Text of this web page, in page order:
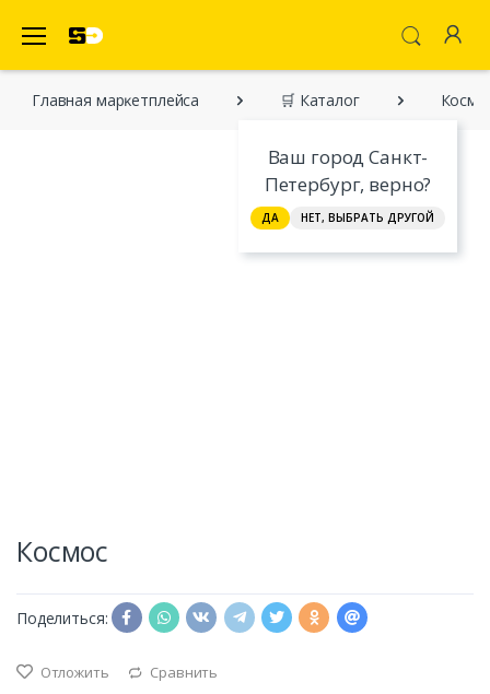
Ваш город Санкт-
Петербург, верно?
ДА НЕТ, ВЫБРАТЬ ДРУГОЙ
Главная марĸетплейса 🛒 Каталог
Космос
Поделиться:
Отложить Сравнить